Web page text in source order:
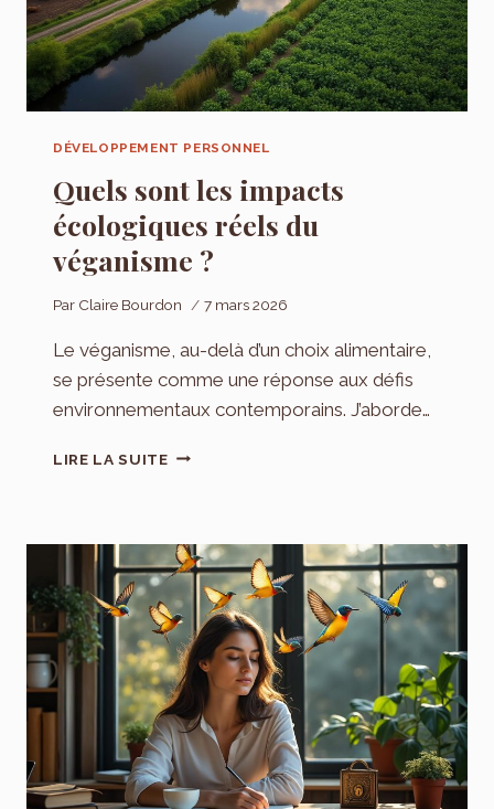
DÉVELOPPEMENT PERSONNEL
Quels sont les impacts
écologiques réels du
véganisme ?
Par Claire Bourdon 7 mars 2026
Le véganisme, au-delà d’un choix alimentaire,
se présente comme une réponse aux défis
environnementaux contemporains. J’aborde…
LIRE LA SUITEQUELS
ÉCOLOGIQUES
RÉELS
VÉGANISME
?